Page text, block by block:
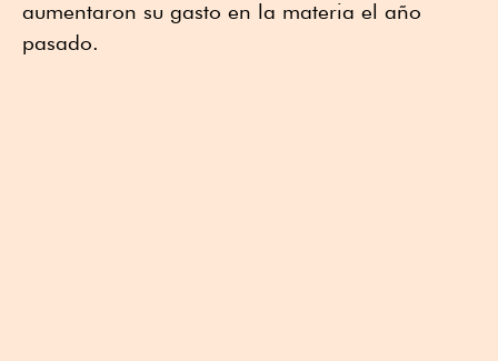
aumentaron su gasto en la materia el año
pasado.